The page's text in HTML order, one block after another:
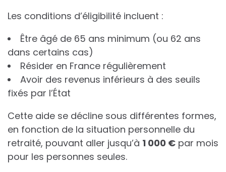
Les conditions d’éligibilité incluent :
Être âgé de 65 ans minimum (ou 62 ans
dans certains cas)
Résider en France régulièrement
Avoir des revenus inférieurs à des seuils
fixés par l’État
Cette aide se décline sous différentes formes,
en fonction de la situation personnelle du
retraité, pouvant aller jusqu’à 1 000 € par mois
pour les personnes seules.